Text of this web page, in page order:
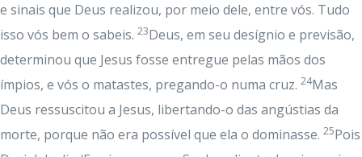
e sinais que Deus realizou, por meio dele, entre vós. Tudo
isso vós bem o sabeis. 23Deus, em seu desígnio e previsão,
determinou que Jesus fosse entregue pelas mãos dos
ímpios, e vós o matastes, pregando-o numa cruz. 24Mas
Deus ressuscitou a Jesus, libertando-o das angústias da
morte, porque não era possível que ela o dominasse. 25Pois